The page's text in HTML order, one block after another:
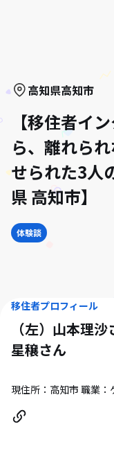
高知県高知市
【移住者イ
ら、離れら
せられた3人
県 高知市】
体験談
移住者プロフィール
（左）山本理
星穣さん
現住所：高知市 職業